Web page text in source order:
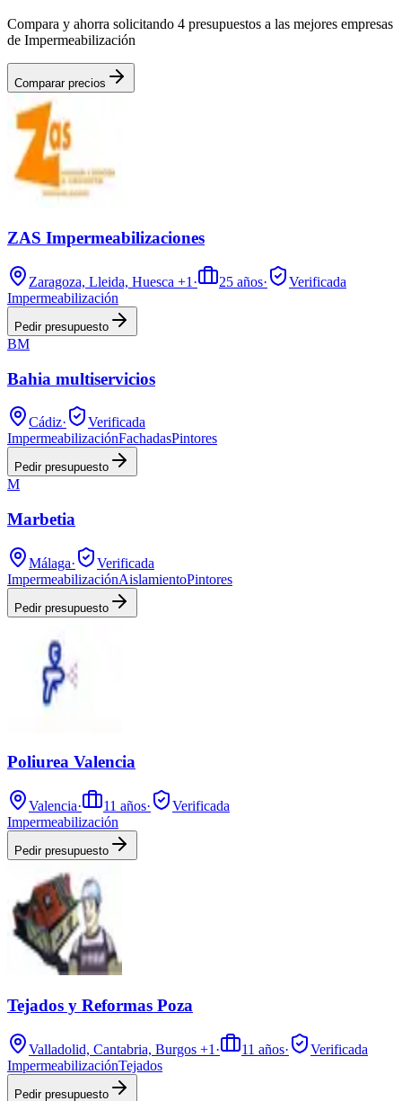
Compara y ahorra solicitando 4 presupuestos a las mejores empresas
de Impermeabilización
Comparar precios
ZAS Impermeabilizaciones
Zaragoza, Lleida, Huesca +1 · 25 años·
Verificada
Impermeabilización
Pedir presupuesto
BM
Bahia multiservicios
Cádiz·
Verificada
ImpermeabilizaciónFachadasPintores
Pedir presupuesto
M
Marbetia
Málaga·
Verificada
ImpermeabilizaciónAislamientoPintores
Pedir presupuesto
Poliurea Valencia
Valencia· 11 años·
Verificada
Impermeabilización
Pedir presupuesto
Tejados y Reformas Poza
Valladolid, Cantabria, Burgos +1 · 11 años·
Verificada
ImpermeabilizaciónTejados
Pedir presupuesto